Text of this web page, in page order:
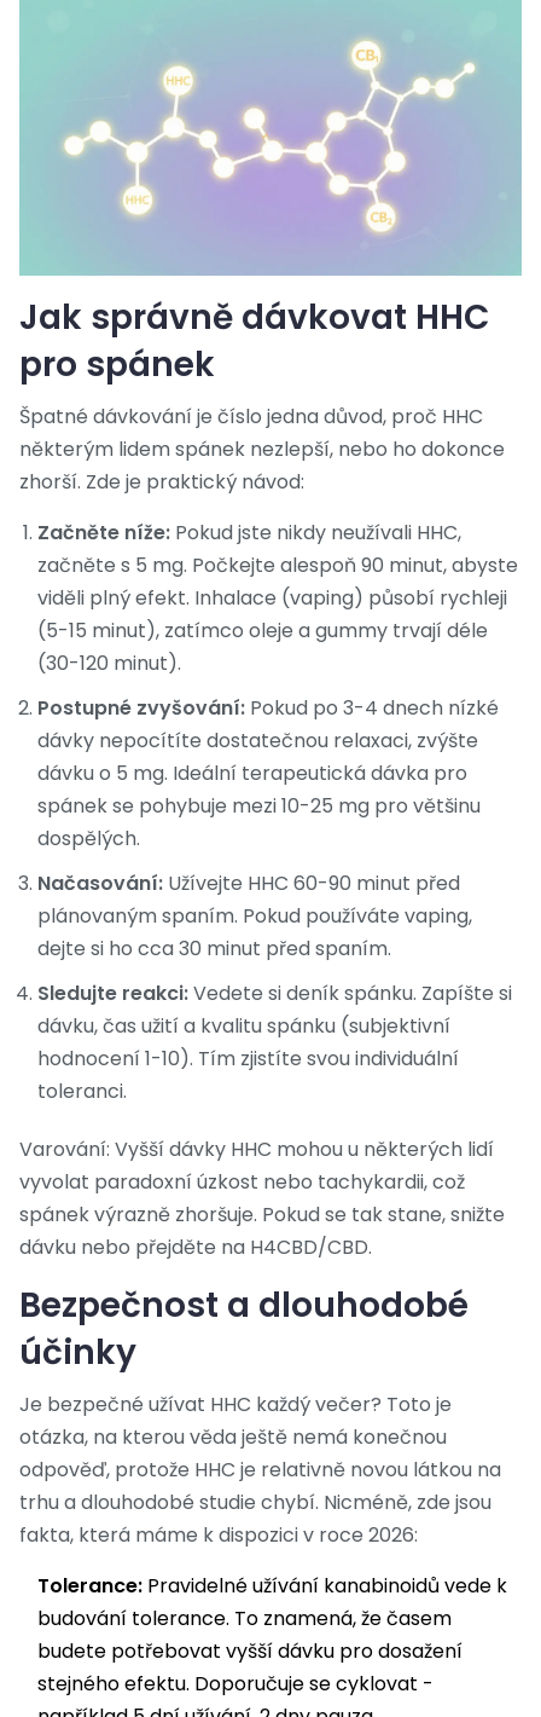
Jak správně dávkovat HHC
pro spánek
Špatné dávkování je číslo jedna důvod, proč HHC
některým lidem spánek nezlepší, nebo ho dokonce
zhorší. Zde je praktický návod:
Začněte níže: Pokud jste nikdy neužívali HHC,
začněte s 5 mg. Počkejte alespoň 90 minut, abyste
viděli plný efekt. Inhalace (vaping) působí rychleji
(5-15 minut), zatímco oleje a gummy trvají déle
(30-120 minut).
Postupné zvyšování: Pokud po 3-4 dnech nízké
dávky nepocítíte dostatečnou relaxaci, zvýšte
dávku o 5 mg. Ideální terapeutická dávka pro
spánek se pohybuje mezi 10-25 mg pro většinu
dospělých.
Načasování: Užívejte HHC 60-90 minut před
plánovaným spaním. Pokud používáte vaping,
dejte si ho cca 30 minut před spaním.
Sledujte reakci:Vedete si deník spánku. Zapíšte si
dávku, čas užití a kvalitu spánku (subjektivní
hodnocení 1-10). Tím zjistíte svou individuální
toleranci.
Varování: Vyšší dávky HHC mohou u některých lidí
vyvolat paradoxní úzkost nebo tachykardii, což
spánek výrazně zhoršuje. Pokud se tak stane, snižte
dávku nebo přejděte na H4CBD/CBD.
Bezpečnost a dlouhodobé
účinky
Je bezpečné užívat HHC každý večer? Toto je
otázka, na kterou věda ještě nemá konečnou
odpověď, protože HHC je relativně novou látkou na
trhu a dlouhodobé studie chybí. Nicméně, zde jsou
fakta, která máme k dispozici v roce 2026:
Tolerance: Pravidelné užívání kanabinoidů vede k
budování tolerance. To znamená, že časem
budete potřebovat vyšší dávku pro dosažení
stejného efektu. Doporučuje se cyklovat -